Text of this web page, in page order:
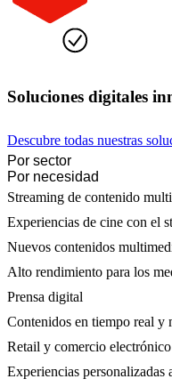
Soluciones digitales
Descubre todas nuestras
Por sector
Por necesidad
Streaming de contenido
Experiencias de cine con el
Nuevos contenidos
Alto rendimiento para los
Prensa digital
Contenidos en tiempo real y
Retail y comercio electrónico
Experiencias personalizadas